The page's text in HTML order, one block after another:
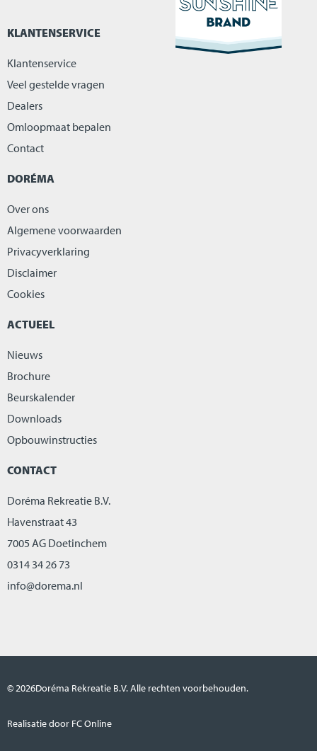
KLANTENSERVICE
Klantenservice
Veel gestelde vragen
Dealers
Omloopmaat bepalen
Contact
DORÉMA
Over ons
Algemene voorwaarden
Privacyverklaring
Disclaimer
Cookies
ACTUEEL
Nieuws
Brochure
Beurskalender
Downloads
Opbouwinstructies
CONTACT
Doréma Rekreatie B.V.
Havenstraat 43
7005 AG Doetinchem
0314 34 26 73
info@dorema.nl
© 2026Doréma Rekreatie B.V. Alle rechten voorbehouden.
Realisatie door FC Online